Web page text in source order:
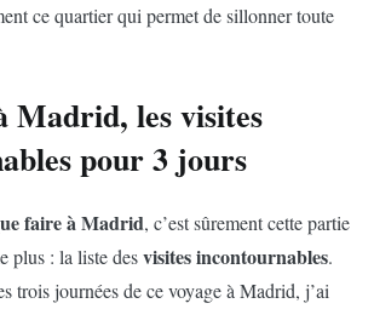
ce quartier qui permet de sillonner toute
Madrid, les visites
pour 3 jours
faire à Madrid, c’est sûrement cette partie
plus : la liste desvisites incontournables.
trois journées de ce voyage à Madrid, j’ai